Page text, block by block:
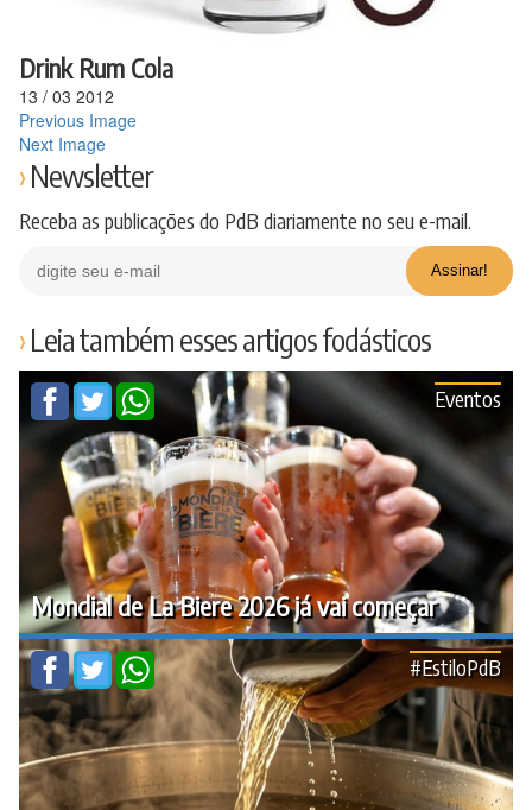
Drink Rum Cola
13 / 03 2012
Previous Image
Next Image
Newsletter
Receba as publicações do PdB diariamente no seu e-mail.
Leia também esses artigos fodásticos
Mondial de La Biere 2026 já vai começar
Eventos
#EstiloPdB